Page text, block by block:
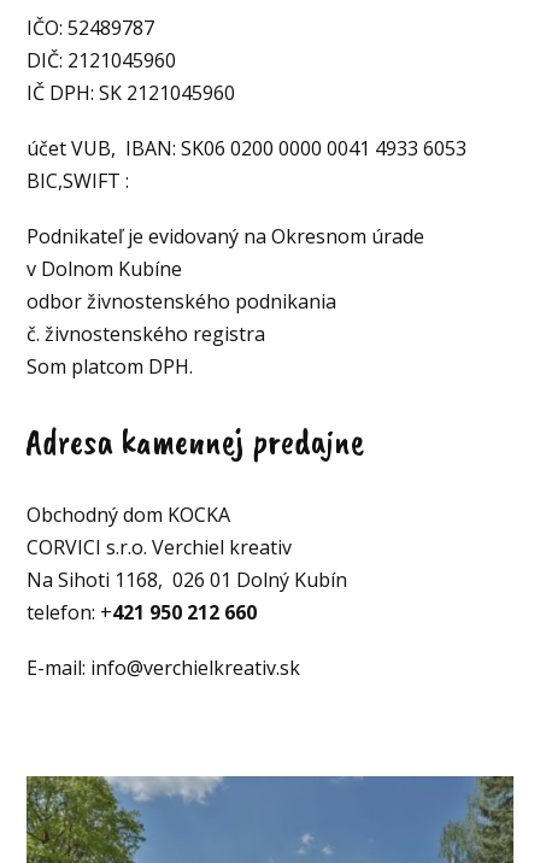
IČO: 52489787
DIČ: 2121045960
IČ DPH: SK 2121045960
účet VUB, IBAN: SK06 0200 0000 0041 4933 6053
BIC,SWIFT :
Podnikateľ je evidovaný na Okresnom úrade
v Dolnom Kubíne
odbor živnostenského podnikania
č. živnostenského registra
Som platcom DPH.
Adresa kamennej predajne
Obchodný dom KOCKA
CORVICI s.r.o. Verchiel kreativ
Na Sihoti 1168, 026 01 Dolný Kubín
telefon: +421 950 212 660
E-mail: info@verchielkreativ.sk